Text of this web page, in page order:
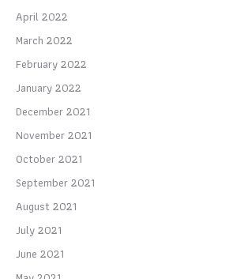
April 2022
March 2022
February 2022
January 2022
December 2021
November 2021
October 2021
September 2021
August 2021
July 2021
June 2021